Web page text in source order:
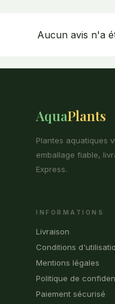
Aucun avis n'a
AquaPlants
Plantes aquatiques
emballage fiable,
Express.
INFORMATIONS
Livraison
Conditions
Mentions légales
Politique de
Paiement sécurisé